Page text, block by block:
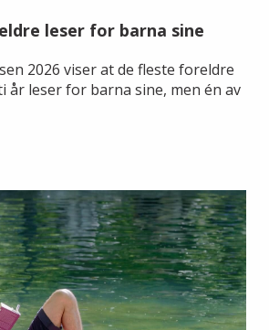
leser for barna sine
2026 viser at de fleste foreldre
år leser for barna sine, men én av